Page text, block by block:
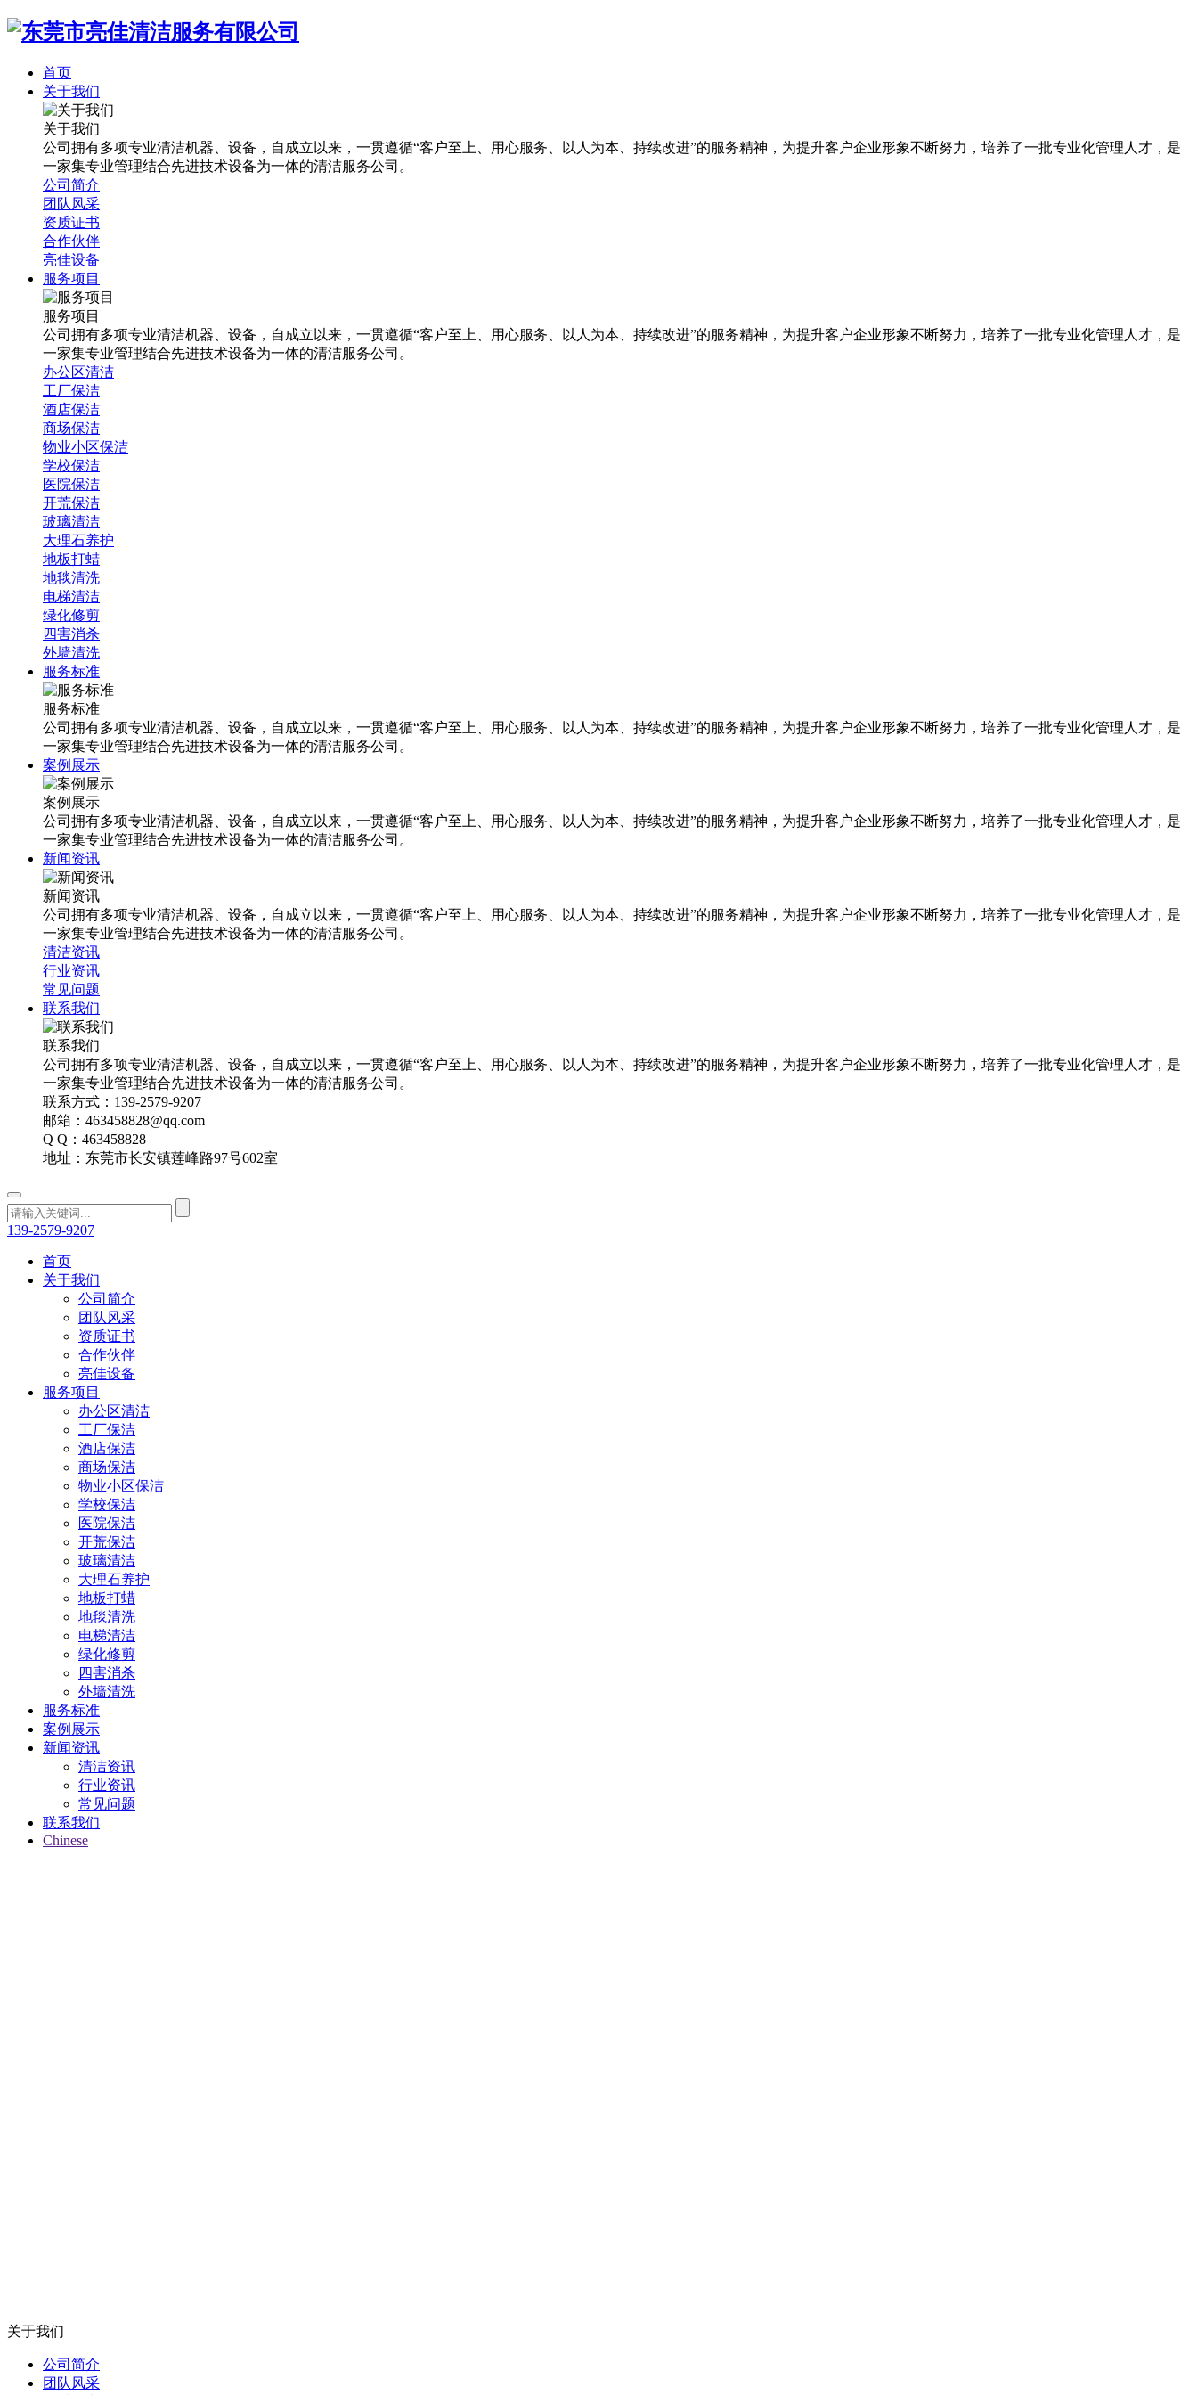
首页
关于我们
关于我们
公司拥有多项专业清洁机器、设备，自成立以来，一贯遵循“客户至上、用心服务、以人为本、持续改进”的服务精神，为提升客户企业形象不断努力，培养了一批专业化管理人才，是
一家集专业管理结合先进技术设备为一体的清洁服务公司。
公司简介
团队风采
资质证书
合作伙伴
亮佳设备
服务项目
服务项目
公司拥有多项专业清洁机器、设备，自成立以来，一贯遵循“客户至上、用心服务、以人为本、持续改进”的服务精神，为提升客户企业形象不断努力，培养了一批专业化管理人才，是
一家集专业管理结合先进技术设备为一体的清洁服务公司。
办公区清洁
工厂保洁
酒店保洁
商场保洁
物业小区保洁
学校保洁
医院保洁
开荒保洁
玻璃清洁
大理石养护
地板打蜡
地毯清洗
电梯清洁
绿化修剪
四害消杀
外墙清洗
服务标准
服务标准
公司拥有多项专业清洁机器、设备，自成立以来，一贯遵循“客户至上、用心服务、以人为本、持续改进”的服务精神，为提升客户企业形象不断努力，培养了一批专业化管理人才，是
一家集专业管理结合先进技术设备为一体的清洁服务公司。
案例展示
案例展示
公司拥有多项专业清洁机器、设备，自成立以来，一贯遵循“客户至上、用心服务、以人为本、持续改进”的服务精神，为提升客户企业形象不断努力，培养了一批专业化管理人才，是
一家集专业管理结合先进技术设备为一体的清洁服务公司。
新闻资讯
新闻资讯
公司拥有多项专业清洁机器、设备，自成立以来，一贯遵循“客户至上、用心服务、以人为本、持续改进”的服务精神，为提升客户企业形象不断努力，培养了一批专业化管理人才，是
一家集专业管理结合先进技术设备为一体的清洁服务公司。
清洁资讯
行业资讯
常见问题
联系我们
联系我们
公司拥有多项专业清洁机器、设备，自成立以来，一贯遵循“客户至上、用心服务、以人为本、持续改进”的服务精神，为提升客户企业形象不断努力，培养了一批专业化管理人才，是
一家集专业管理结合先进技术设备为一体的清洁服务公司。
联系方式：139-2579-9207
邮箱：463458828@qq.com
Q Q：463458828
地址：东莞市长安镇莲峰路97号602室
139-2579-9207
首页
关于我们
公司简介
团队风采
资质证书
合作伙伴
亮佳设备
服务项目
办公区清洁
工厂保洁
酒店保洁
商场保洁
物业小区保洁
学校保洁
医院保洁
开荒保洁
玻璃清洁
大理石养护
地板打蜡
地毯清洗
电梯清洁
绿化修剪
四害消杀
外墙清洗
服务标准
案例展示
新闻资讯
清洁资讯
行业资讯
常见问题
联系我们
Chinese
关于我们
公司简介
团队风采